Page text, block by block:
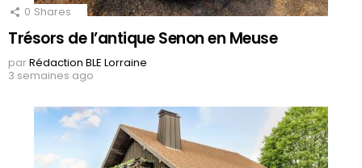
0 Shares
Trésors de l’antique Senon en Meuse
parRédaction BLE Lorraine
3 semaines ago